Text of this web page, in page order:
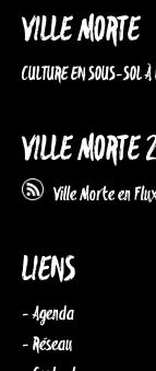
VILLE MORTE
CULTURE EN SOUS-SOL
VILLE MORTE
Ville Morte en
LIENS
- Agenda
- Réseau